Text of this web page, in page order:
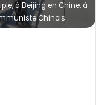
à Beijing en Chine, à
Chinois